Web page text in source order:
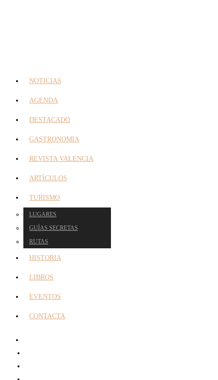
NOTICIAS
AGENDA
DESTACADO
GASTRONOMIA
REVISTA VALENCIA
ARTÍCULOS
TURISMO
LUGARES
GUÍAS SECRETAS
RUTAS
HISTORIA
LIBROS
EVENTOS
CONTACTA